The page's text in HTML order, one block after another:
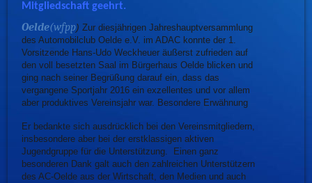
Mitgliedschaft geehrt.
Oelde(wfpp)Zur diesjährigen Jahreshauptversammlung
des Automobilclub Oelde e.V. im ADAC konnte der 1.
Vorsitzende Hans-Udo Weckheuer äußerst zufrieden auf
den voll besetzten Saal im Bürgerhaus Oelde blicken und
ging nach seiner Begrüßung darauf ein, dass das
vergangene Sportjahr 2016 ein exzellentes und vor allem
aber produktives Vereinsjahr war. Besondere Erwähnung
Er bedankte sich ausdrücklich bei den Vereinsmitgliedern,
insbesondere aber bei der erstklassigen aktiven
Jugendgruppe für die Unterstützung. Einen ganz
besonderen Dank galt auch den zahlreichen Unterstützern
des AC-Oelde aus der Wirtschaft, den Medien und auch